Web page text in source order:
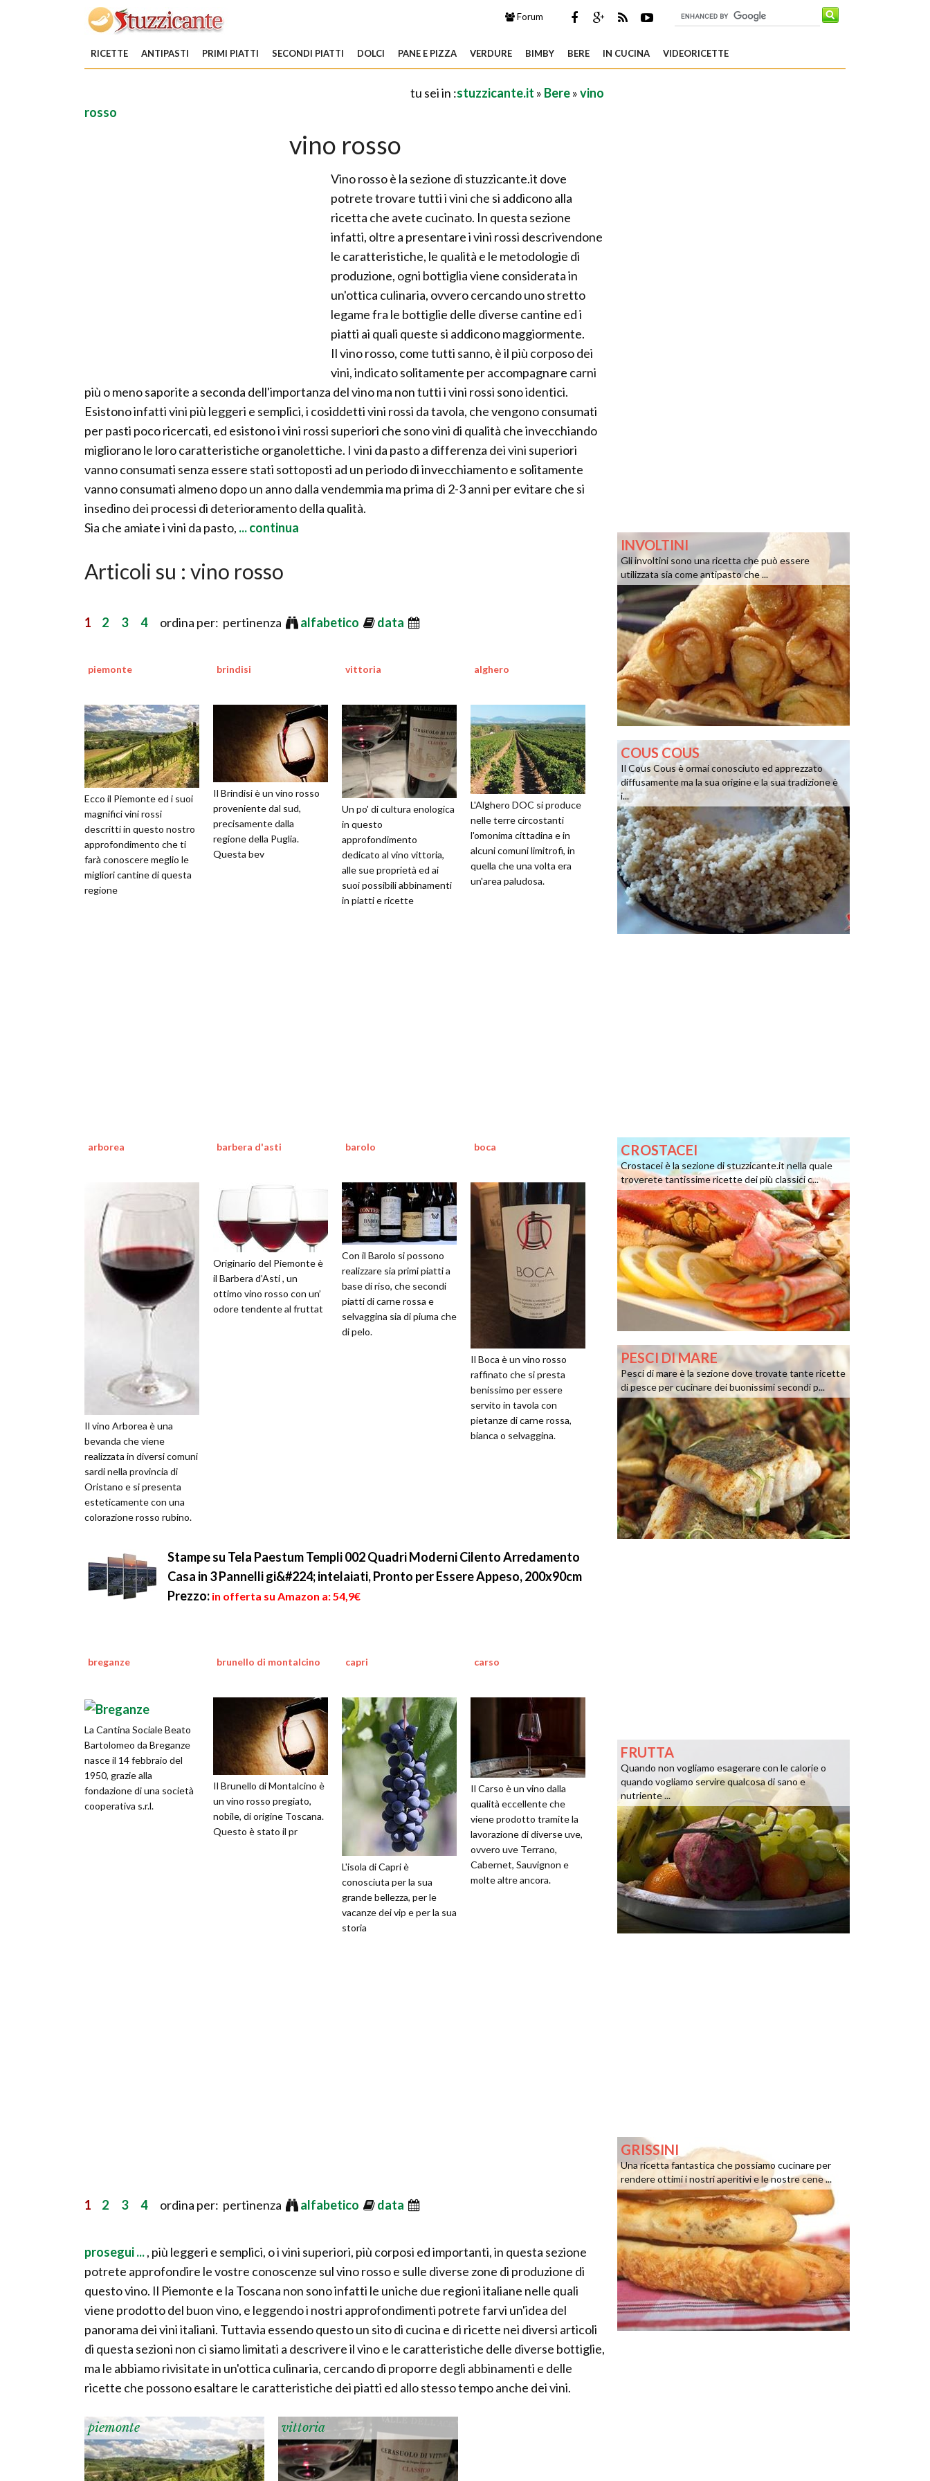
Forum
RICETTE ANTIPASTI PRIMI PIATTI SECONDI PIATTI DOLCI PANE E PIZZA VERDURE BIMBY BERE IN CUCINA VIDEORICETTE
tu sei in :stuzzicante.it » Bere»vino
rosso
vino rosso
Vino rosso è la sezione di stuzzicante.it dove
potrete trovare tutti i vini che si addicono alla
ricetta che avete cucinato. In questa sezione
infatti, oltre a presentare i vini rossi descrivendone
le caratteristiche, le qualità e le metodologie di
produzione, ogni bottiglia viene considerata in
un'ottica culinaria, ovvero cercando uno stretto
legame fra le bottiglie delle diverse cantine ed i
piatti ai quali queste si addicono maggiormente.
Il vino rosso, come tutti sanno, è il più corposo dei
vini, indicato solitamente per accompagnare carni
più o meno saporite a seconda dell'importanza del vino ma non tutti i vini rossi sono identici.
Esistono infatti vini più leggeri e semplici, i cosiddetti vini rossi da tavola, che vengono consumati
per pasti poco ricercati, ed esistono i vini rossi superiori che sono vini di qualità che invecchiando
migliorano le loro caratteristiche organolettiche. I vini da pasto a differenza dei vini superiori
vanno consumati senza essere stati sottoposti ad un periodo di invecchiamento e solitamente
vanno consumati almeno dopo un anno dalla vendemmia ma prima di 2-3 anni per evitare che si
insedino dei processi di deterioramento della qualità.
Sia che amiate i vini da pasto, ... continua
Articoli su : vino rosso
1 2 3 4ordina per: pertinenza alfabetico data
piemonte
Ecco il Piemonte ed i suoi
magnifici vini rossi
descritti in questo nostro
approfondimento che ti
farà conoscere meglio le
migliori cantine di questa
regione
brindisi
Il Brindisi è un vino rosso
proveniente dal sud,
precisamente dalla
regione della Puglia.
Questa bev
vittoria
Un po' di cultura enologica
in questo
approfondimento
dedicato al vino vittoria,
alle sue proprietà ed ai
suoi possibili abbinamenti
in piatti e ricette
alghero
L'Alghero DOC si produce
nelle terre circostanti
l'omonima cittadina e in
alcuni comuni limitrofi, in
quella che una volta era
un'area paludosa.
arborea
Il vino Arborea è una
bevanda che viene
realizzata in diversi comuni
sardi nella provincia di
Oristano e si presenta
esteticamente con una
colorazione rosso rubino.
barbera d'asti
Originario del Piemonte è
il Barbera d’Asti , un
ottimo vino rosso con un’
odore tendente al fruttat
barolo
Con il Barolo si possono
realizzare sia primi piatti a
base di riso, che secondi
piatti di carne rossa e
selvaggina sia di piuma che
di pelo.
boca
Il Boca è un vino rosso
raffinato che si presta
benissimo per essere
servito in tavola con
pietanze di carne rossa,
bianca o selvaggina.
Stampe su Tela Paestum Templi 002 Quadri Moderni Cilento Arredamento
Casa in 3 Pannelli gi&#224; intelaiati, Pronto per Essere Appeso, 200x90cm
Prezzo: in offerta su Amazon a: 54,9€
breganze
La Cantina Sociale Beato
Bartolomeo da Breganze
nasce il 14 febbraio del
1950, grazie alla
fondazione di una società
cooperativa s.r.l.
brunello di montalcino
Il Brunello di Montalcino è
un vino rosso pregiato,
nobile, di origine Toscana.
Questo è stato il pr
capri
L'isola di Capri è
conosciuta per la sua
grande bellezza, per le
vacanze dei vip e per la sua
storia
carso
Il Carso è un vino dalla
qualità eccellente che
viene prodotto tramite la
lavorazione di diverse uve,
ovvero uve Terrano,
Cabernet, Sauvignon e
molte altre ancora.
1 2 3 4ordina per: pertinenza alfabetico data
prosegui ..., più leggeri e semplici, o i vini superiori, più corposi ed importanti, in questa sezione
potrete approfondire le vostre conoscenze sul vino rosso e sulle diverse zone di produzione di
questo vino. Il Piemonte e la Toscana non sono infatti le uniche due regioni italiane nelle quali
viene prodotto del buon vino, e leggendo i nostri approfondimenti potrete farvi un'idea del
panorama dei vini italiani. Tuttavia essendo questo un sito di cucina e di ricette nei diversi articoli
di questa sezioni non ci siamo limitati a descrivere il vino e le caratteristiche delle diverse bottiglie,
ma le abbiamo rivisitate in un'ottica culinaria, cercando di proporre degli abbinamenti e delle
ricette che possono esaltare le caratteristiche dei piatti ed allo stesso tempo anche dei vini.
piemonte vittoria
INVOLTINI
Gli involtini sono una ricetta che può essere
utilizzata sia come antipasto che ...
COUS COUS
Il Cous Cous è ormai conosciuto ed apprezzato
diffusamente ma la sua origine e la sua tradizione è
i...
CROSTACEI
Crostacei è la sezione di stuzzicante.it nella quale
troverete tantissime ricette dei più classici c...
PESCI DI MARE
Pesci di mare è la sezione dove trovate tante ricette
di pesce per cucinare dei buonissimi secondi p...
FRUTTA
Quando non vogliamo esagerare con le calorie o
quando vogliamo servire qualcosa di sano e
nutriente ...
GRISSINI
Una ricetta fantastica che possiamo cucinare per
rendere ottimi i nostri aperitivi e le nostre cene ...